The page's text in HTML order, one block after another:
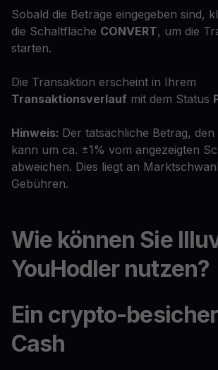
Sobald die Beträge eingegeben sind,
die Schaltfläche CONVERT, um die
starten.
Die Transaktion erscheint in Ihrem
Transaktionsverlauf mit dem Status
Hinweis: Der tatsächliche Betrag, den
kann um ca. ±1% vom angezeigten
abweichen. Dies liegt an
Gebühren.
Wie können Sie
YouHodler nutzen?
Ein crypto-
Cash